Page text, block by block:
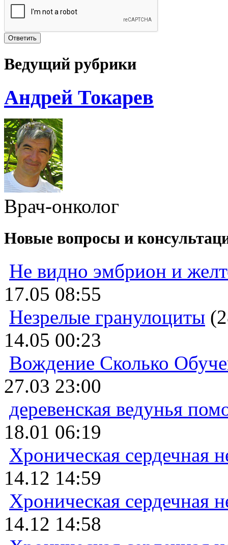
Ведущий рубрики
Андрей Токарев
Врач-онколог
Новые вопросы и
Не видно эмбрион и
17.05 08:55
Незрелые гранулоциты
14.05 00:23
Вождение Сколько
27.03 23:00
деревенская ведунья
18.01 06:19
Хроническая сердечная
14.12 14:59
Хроническая сердечная
14.12 14:58